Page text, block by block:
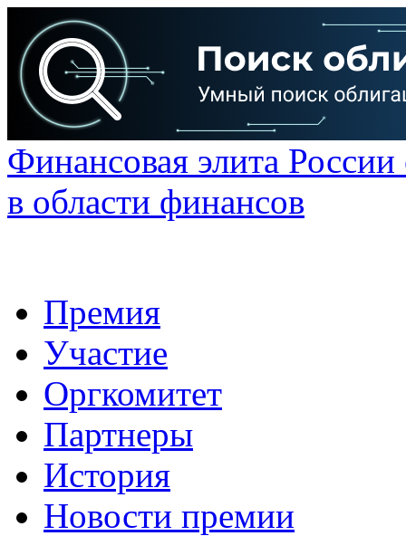
Финансовая элита
в области финансов
Премия
Участие
Оргкомитет
Партнеры
История
Новости премии